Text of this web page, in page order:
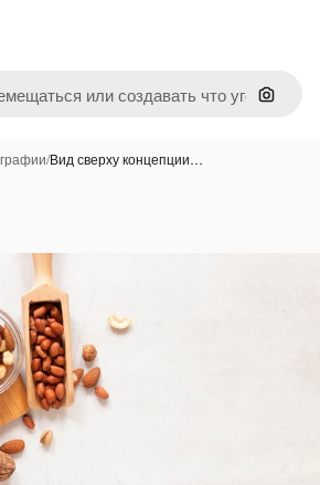
Поиск
/Вид сверху концепции…